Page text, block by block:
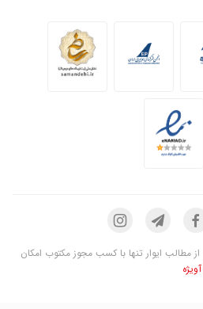
مطالب ایوار تنها با کسب مجوز مکتوب امکان